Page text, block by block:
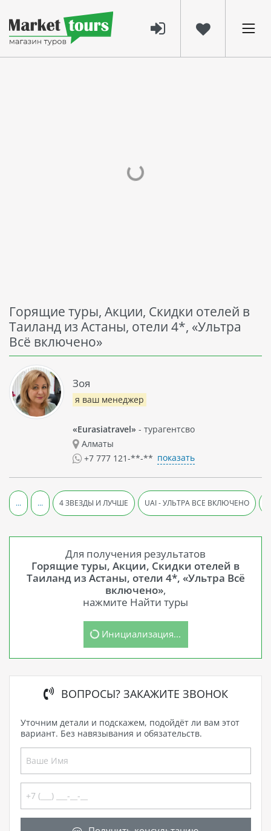
Горящие туры, Акции, Скидки отелей в
Таиланд из Астаны, отели 4*, «Ультра
Всё включено»
Для получения результатов
Горящие туры, Акции, Скидки отелей в
Таиланд из Астаны, отели 4*, «Ультра Всё
включено»,
нажмите Найти туры
Инициализация...
ВОПРОСЫ? ЗАКАЖИТЕ ЗВОНОК
Уточним детали и подскажем, подойдёт ли вам этот
вариант. Без навязывания и обязательств.
Зоя
я ваш менеджер
«Eurasiatravel» - турагентсво
Алматы
+7 777 121-**-** показать
... ... 4 ЗВЕЗДЫ И ЛУЧШЕ UAI - УЛЬТРА ВСЕ ВКЛЮЧЕНО